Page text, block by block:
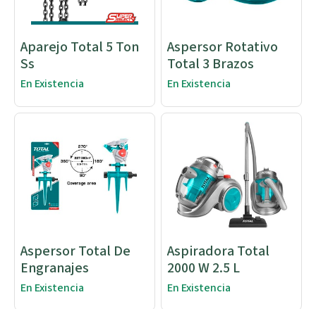
Aparejo Total 5 Ton
Ss
En Existencia
Aspersor Rotativo
Total 3 Brazos
En Existencia
Aspersor Total De
Engranajes
En Existencia
Aspiradora Total
2000 W 2.5 L
En Existencia